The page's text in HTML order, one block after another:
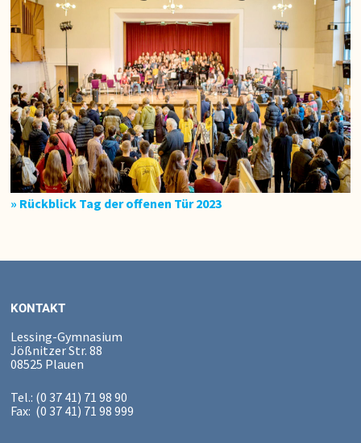
» Rückblick Tag der offenen Tür 2023
KONTAKT
Lessing-Gymnasium
Jößnitzer Str. 88
08525 Plauen
Tel.: (0 37 41) 71 98 90
Fax: (0 37 41) 71 98 999